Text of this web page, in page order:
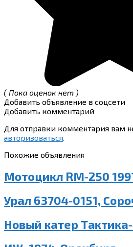
( Пока оценок нет )
Добавить объявление в соцсети
Добавить комментарий
Для отправки комментария вам
авторизоваться.
Похожие объявления
Мотоцикл RM-250
Урал 63704-0151,
Новый катер